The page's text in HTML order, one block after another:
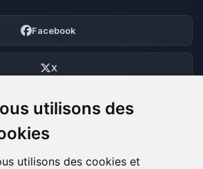
utilisons des
utilisons des cookies et
Facebook
X
Discord
Forum